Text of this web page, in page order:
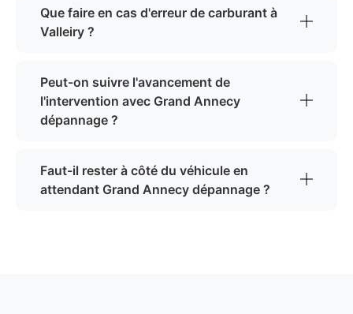
Que faire en cas d'erreur de carburant à
Valleiry ?
Peut-on suivre l'avancement de
l'intervention avec Grand Annecy
dépannage ?
Faut-il rester à côté du véhicule en
attendant Grand Annecy dépannage ?